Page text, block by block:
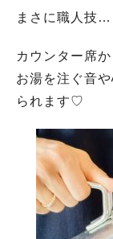
まさに職人技…
カウンター席
お湯を注ぐ音
られます♡